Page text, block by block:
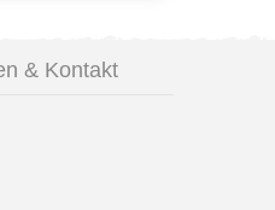
& Kontakt